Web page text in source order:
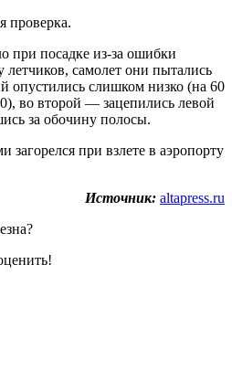
проверка.
при посадке из-за ошибки
летчиков, самолет они пытались
опустились слишком низко (на 60
во второй — зацепились левой
за обочину полосы.
загорелся при взлете в аэропорту
Источник: altapress.ru